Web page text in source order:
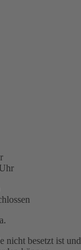
nicht besetzt ist und